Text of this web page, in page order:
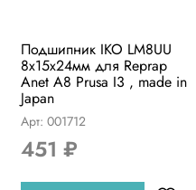
Подшипник IKO LM8UU
8x15x24мм для Reprap
Anet A8 Prusa I3 , made in
Japan
Арт: 001712
451 ₽